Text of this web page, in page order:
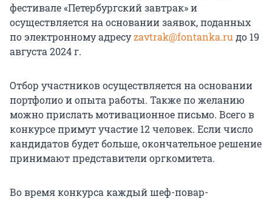
фестивале «Петербургский завтрак» и
осуществляется на основании заявок, поданных
по электронному адресуzavtrak@fontanka.ru до 19
августа 2024 г.
Отбор участников осуществляется на основании
портфолио и опыта работы. Также по желанию
можно прислать мотивационное письмо. Всего в
конкурсе примут участие 12 человек. Если число
кандидатов будет больше, окончательное решение
принимают представители оргкомитета.
Во время конкурса каждый шеф-повар-